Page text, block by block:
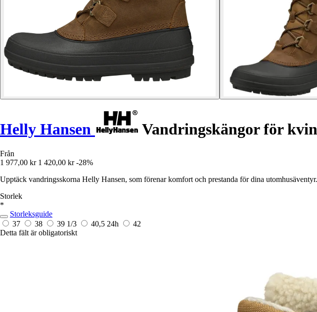
Helly Hansen Vandringskängor för
Från
1 977,00 kr 1 420,00 kr -28%
Upptäck vandringsskorna Helly Hansen, som förenar komfort och prestanda för dina utomhusäventyr.
Storlek
*
Storleksguide
37
38 39 1/3 40,5 24h
42
Detta fält är obligatoriskt